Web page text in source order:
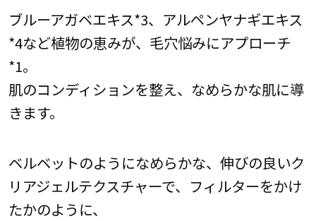
ブルーアガベエキス*3、アルペンヤナギエキス
*4など植物の恵みが、毛穴悩みにアプローチ
*1。
肌のコンディションを整え、なめらかな肌に導
きます。
ベルベットのようになめらかな、伸びの良いク
リアジェルテクスチャーで、フィルターをかけ
たかのように、